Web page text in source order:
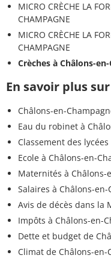
MICRO CRÈCHE LA
CHAMPAGNE
MICRO CRÈCHE LA
CHAMPAGNE
Crèches à Châlons-
En savoir plus
Châlons-en-
Eau du robinet à
Classement des
Ecole à Châlons-en-
Maternités à Châlons-
Salaires à Châlons-
Avis de décès dans la
Impôts à Châlons-en-
Dette et budget de
Climat de Châlons-en-